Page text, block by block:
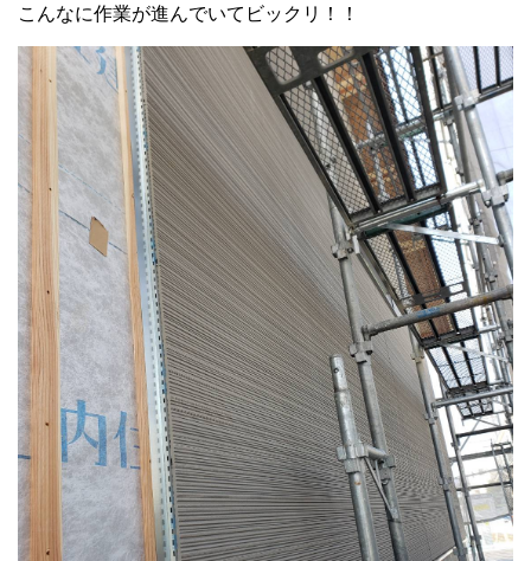
こんなに作業が進んでいてビックリ！！